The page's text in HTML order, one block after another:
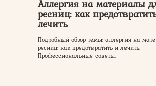
Аллергия на материалы
ресниц: как
лечить
Подробный обзор темы: аллергия на
ресниц: как предотвратить и лечить.
Профессиональные советы,